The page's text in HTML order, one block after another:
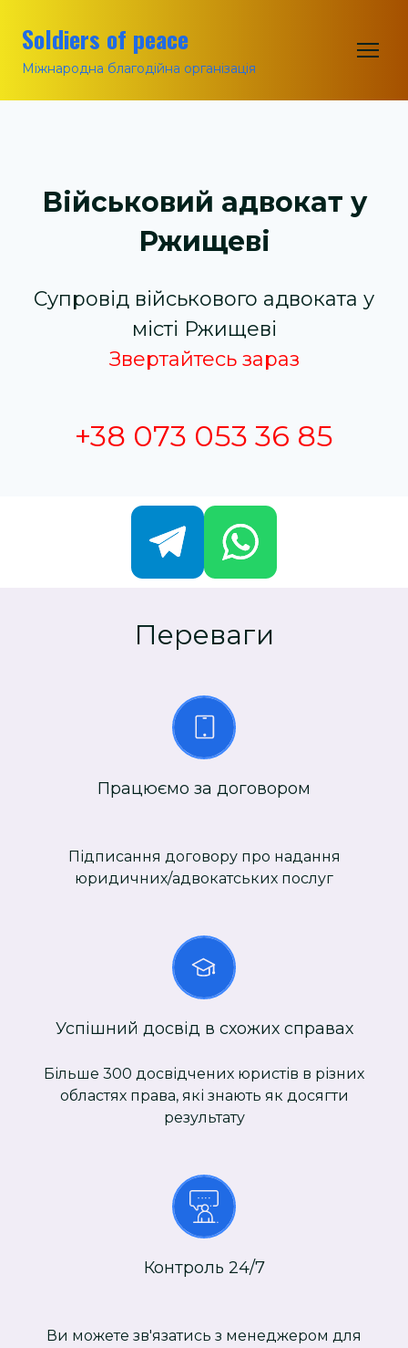
Soldiers of peace
Міжнародна благодійна організація
Військовий адвокат у
Ржищеві
Супровід військового адвоката у
місті Ржищеві
Звертайтесь зараз
+38 073 053 36 85
Переваги
Працюємо за договором
Підписання договору про надання
юридичних/адвокатських послуг
Успішний досвід в схожих справах
Більше 300 досвідчених юристів в різних
областях права, які знають як досягти
результату
Контроль 24/7
Ви можете зв'язатись з менеджером для